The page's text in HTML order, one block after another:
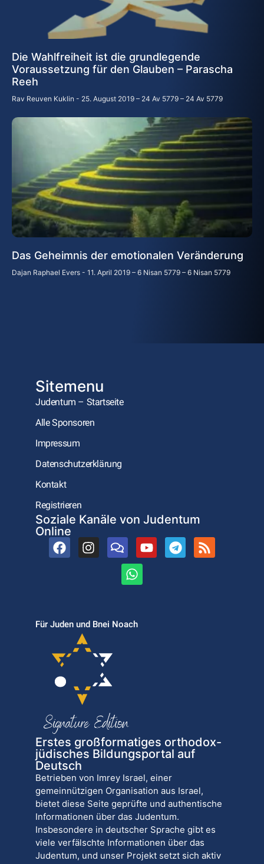
Die Wahlfreiheit ist die grundlegende
Voraussetzung für den Glauben – Parascha
Reeh
Rav Reuven Kuklin 25. August 2019 – 24 Av 5779 – 24 Av 5779
Das Geheimnis der emotionalen Veränderung
Dajan Raphael Evers 11. April 2019 – 6 Nisan 5779 – 6 Nisan 5779
Sitemenu
Judentum – Startseite
Alle Sponsoren
Impressum
Datenschutzerklärung
Kontakt
Registrieren
Soziale Kanäle von Judentum
Online
Für Juden und Bnei Noach
Erstes großformatiges orthodox-
jüdisches Bildungsportal auf
Deutsch
Betrieben von Imrey Israel, einer
gemeinnützigen Organisation aus Israel,
bietet diese Seite geprüfte und authentische
Informationen über das Judentum.
Insbesondere in deutscher Sprache gibt es
viele verfälschte Informationen über das
Judentum, und unser Projekt setzt sich aktiv